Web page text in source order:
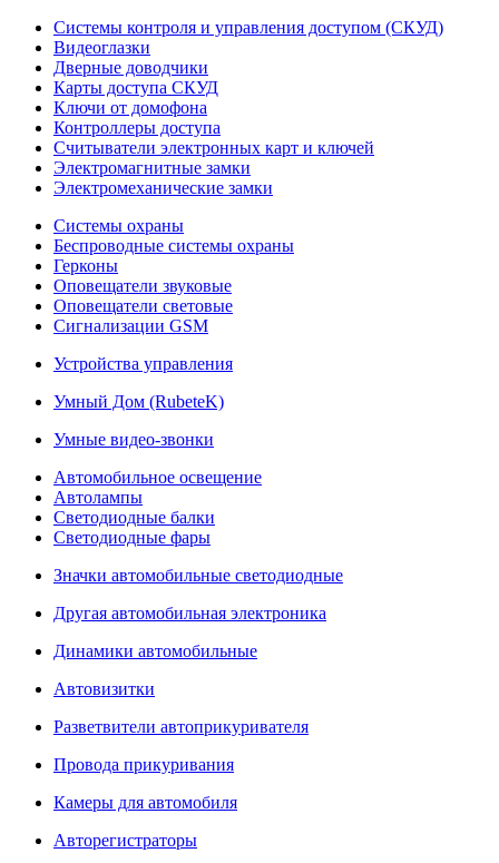
Системы контроля и управления доступом (СКУД)
Видеоглазки
Дверные доводчики
Карты доступа СКУД
Ключи от домофона
Контроллеры доступа
Считыватели электронных карт и ключей
Электромагнитные замки
Электромеханические замки
Системы охраны
Беспроводные системы охраны
Герконы
Оповещатели звуковые
Оповещатели световые
Сигнализации GSM
Устройства управления
Умный Дом (RubeteK)
Умные видео-звонки
Автомобильное освещение
Автолампы
Светодиодные балки
Светодиодные фары
Значки автомобильные светодиодные
Другая автомобильная электроника
Динамики автомобильные
Автовизитки
Разветвители автоприкуривателя
Провода прикуривания
Камеры для автомобиля
Авторегистраторы